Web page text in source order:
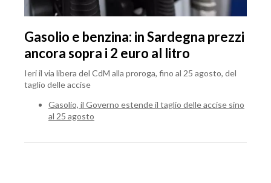
Gasolio e benzina: in Sardegna prezzi
ancora sopra i 2 euro al litro
Ieri il via libera del CdM alla proroga, fino al 25 agosto, del
taglio delle accise
Gasolio, il Governo estende il taglio delle accise sino
al 25 agosto